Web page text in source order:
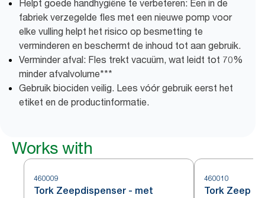
Helpt goede handhygiëne te verbeteren: Een in de
fabriek verzegelde fles met een nieuwe pomp voor
elke vulling helpt het risico op besmetting te
verminderen en beschermt de inhoud tot aan gebruik.
Verminder afval: Fles trekt vacuüm, wat leidt tot 70%
minder afvalvolume​***
Gebruik biociden veilig. Lees vóór gebruik eerst het
etiket en de productinformatie.
Works with
460009
Tork Zeepdispenser - met
460010
Tork Zeep